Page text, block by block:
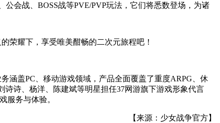
会战、BOSS战等PVE/PVP玩法，它们将悉数登场，为诸
荣耀下，享受唯美酣畅的二次元旅程吧！
涵盖PC、移动游戏领域，产品全面覆盖了重度ARPG、休
诗、杨洋、陈建斌等明星担任37网游旗下游戏形象代言
服务与体验。
【来源：少女战争官方】